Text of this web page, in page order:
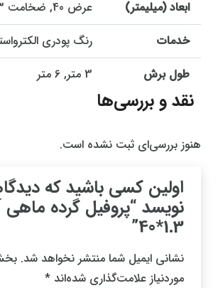
ابعاد (میلیمتر)
عرض 40, ضخامت 1.3
خدمات
رنگ پودری
طول برش
3 متر, 6 متر
نقد و بررسی‌ها
هنوز بررسی‌ای ثبت نشده است.
اولین کسی باشید که
نویسد “پروفیل گرده ماهی
1.3*40”
نشانی ایمیل شما منتشر نخواهد شد.
موردنیاز علامت‌گذاری شده‌اند *